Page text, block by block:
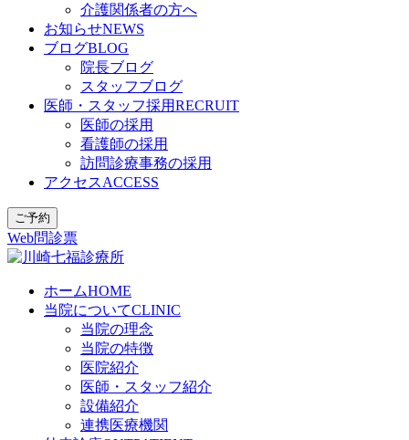
介護関係者の方へ
お知らせNEWS
ブログBLOG
院長ブログ
スタッフブログ
医師・スタッフ採用RECRUIT
医師の採用
看護師の採用
訪問診療事務の採用
アクセスACCESS
ご予約
Web問診票
ホームHOME
当院についてCLINIC
当院の理念
当院の特徴
医院紹介
医師・スタッフ紹介
設備紹介
連携医療機関